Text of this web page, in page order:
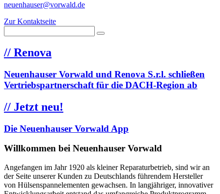
neuenhauser@vorwald.de
Zur Kontaktseite
// Renova
Neuenhauser Vorwald und Renova S.r.l. schließen
Vertriebspartnerschaft für die DACH-Region ab
// Jetzt neu!
Die Neuenhauser Vorwald App
Willkommen bei Neuenhauser Vorwald
Angefangen im Jahr 1920 als kleiner Reparaturbetrieb, sind wir an
der Seite unserer Kunden zu Deutschlands führendem Hersteller
von Hülsenspannelementen gewachsen. In langjähriger, innovativer